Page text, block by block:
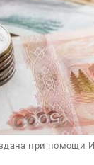
при помощи